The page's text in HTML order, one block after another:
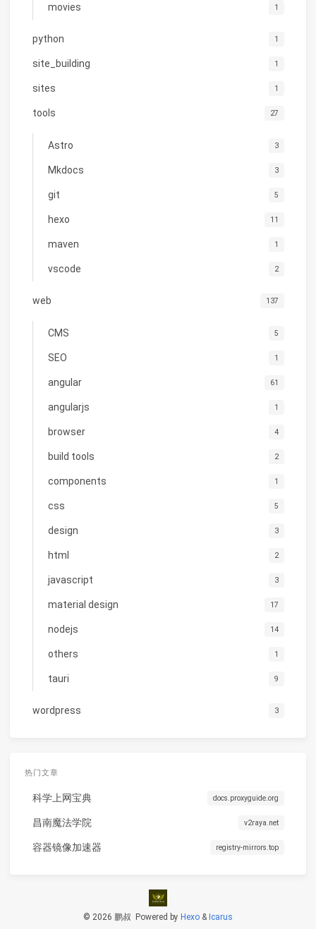
movies 1
python 1
site_building 1
sites 1
tools 27
Astro 3
Mkdocs 3
git 5
hexo 11
maven 1
vscode 2
web 137
CMS 5
SEO 1
angular 61
angularjs 1
browser 4
build tools 2
components 1
css 5
design 3
html 2
javascript 3
material design 17
nodejs 14
others 1
tauri 9
wordpress 3
热门文章
科学上网宝典 docs.proxyguide.org
昌南魔法学院 v2raya.net
容器镜像加速器 registry-mirrors.top
© 2026 鹏叔 Powered by Hexo & Icarus